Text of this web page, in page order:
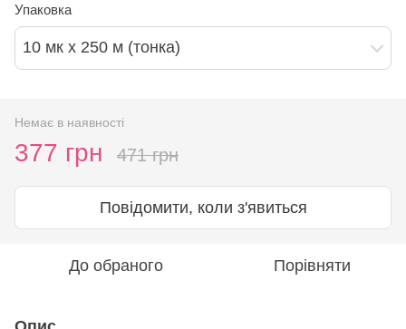
Упаковка
10 мк х 250 м (тонка)
Немає в наявності
377 грн 471 грн
Повідомити, коли з'явиться
До обраного Порівняти